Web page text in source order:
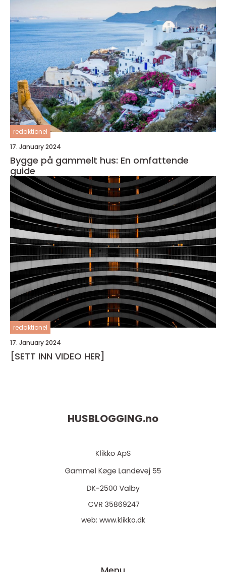
redaktionel
17. January 2024
Bygge på gammelt hus: En omfattende
guide
redaktionel
17. January 2024
[SETT INN VIDEO HER]
HUSBLOGGING.no
web: www.klikko.dk